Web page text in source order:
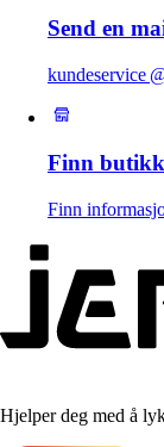
Send en
kundeservice
Finn butikk
Finn
Hjelper deg med å